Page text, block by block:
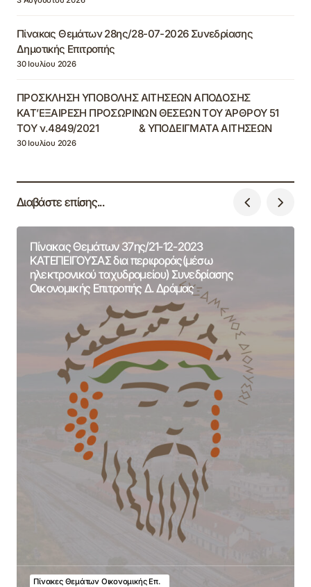
Πίνακας Θεμάτων 28ης/28-07-2026 Συνεδρίασης
Δημοτικής Επιτροπής
30 Ιουλίου 2026
ΠΡΟΣΚΛΗΣΗ ΥΠΟΒΟΛΗΣ ΑΙΤΗΣΕΩΝ ΑΠΟΔΟΣΗΣ
ΚΑΤ’ΕΞΑΙΡΕΣΗ ΠΡΟΣΩΡΙΝΩΝ ΘΕΣΕΩΝ ΤΟΥ ΆΡΘΡΟΥ 51
ΤΟΥ ν.4849/2021 & ΥΠΟΔΕΙΓΜΑΤΑ ΑΙΤΗΣΕΩΝ
30 Ιουλίου 2026
Διαβάστε επίσης...
Πίνακας Θεμάτων 37ης/21-12-2023
ΚΑΤΕΠΕΙΓΟΥΣΑΣ δια περιφοράς(μέσω
ηλεκτρονικού ταχυδρομείου) Συνεδρίασης
Οικονομικής Επιτροπής Δ. Δράμας
Πίνακες Θεμάτων Οικονομικής Επ.